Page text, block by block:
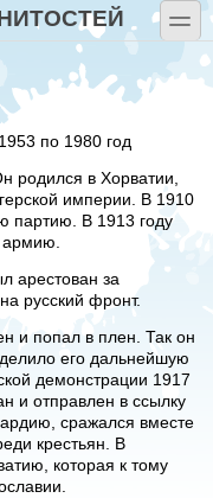
toggle
по 1980 год
родился в Хорватии,
империи. В 1910
партию. В 1913 году
армию.
арестован за
русский фронт.
и попал в плен. Так он
его дальнейшую
демонстрации 1917
и отправлен в ссылку
сражался вместе
крестьян. В
которая к тому